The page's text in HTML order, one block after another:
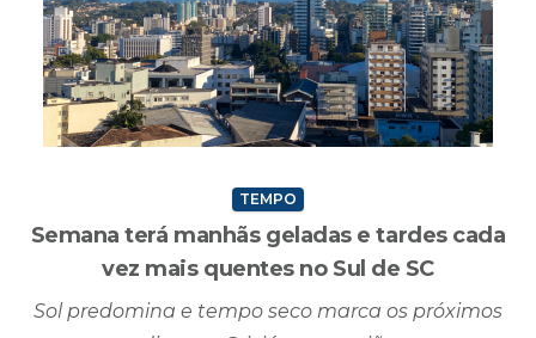
TEMPO
Semana terá manhãs geladas e tardes cada
vez mais quentes no Sul de SC
Sol predomina e tempo seco marca os próximos